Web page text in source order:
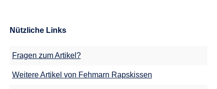
Nützliche Links
Fragen zum Artikel?
Weitere Artikel von Fehmarn Rapskissen